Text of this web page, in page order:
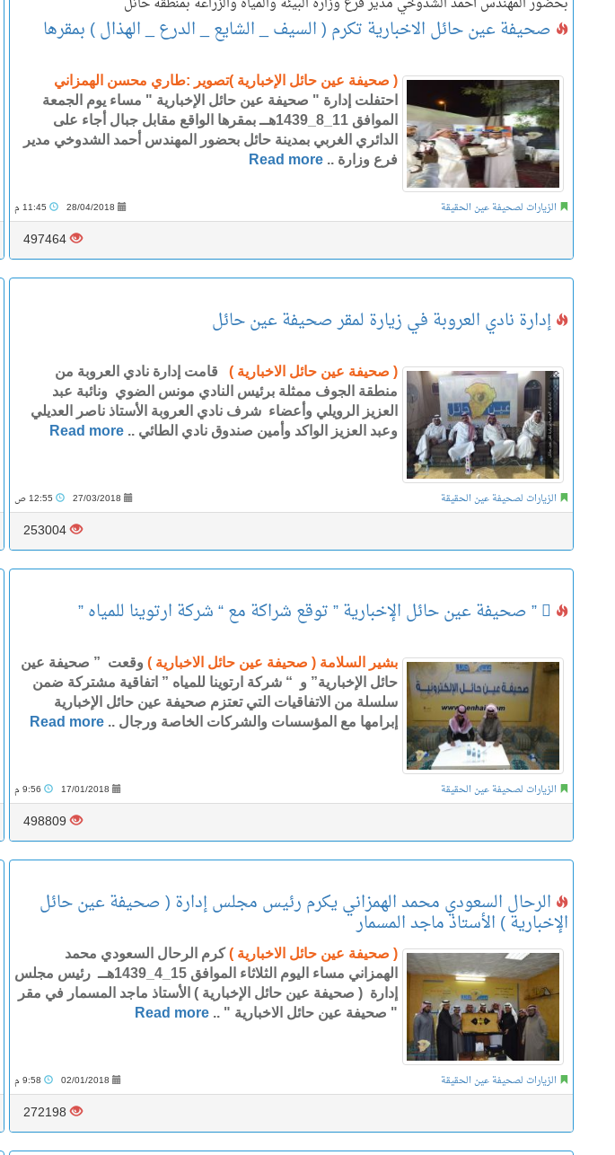
صحيفة عين حائل الاخبارية تكرم ( السيف _ الشايع _ الدرع _ الهذال ) بمقرها
( صحيفة عين حائل الإخبارية )تصوير :طاري محسن الهمزاني
احتفلت إدارة " صحيفة عين حائل الإخبارية " مساء يوم الجمعة
الموافق 11_8_1439هــ بمقرها الواقع مقابل جبال أجاء على
الدائري الغربي بمدينة حائل بحضور المهندس أحمد الشدوخي مدير
فرع وزارة .. Read more
الزيارات لصحيفة عين الحقيقة 28/04/2018 11:45 م
497464
إدارة نادي العروبة في زيارة لمقر صحيفة عين حائل
( صحيفة عين حائل الاخبارية )
قامت إدارة نادي العروبة من
منطقة الجوف ممثلة برئيس النادي مونس الضوي ونائبة عبد
العزيز الرويلي وأعضاء شرف نادي العروبة الأستاذ ناصر العديلي
وعبد العزيز الواكد وأمين صندوق نادي الطائي .. Read more
الزيارات لصحيفة عين الحقيقة 27/03/2018 12:55 ص
253004
بشير السلامة ( صحيفة عين حائل الاخبارية ) وقعت ” صحيفة عين
حائل الإخبارية” و “ شركة ارتوينا للمياه ” اتفاقية مشتركة ضمن
سلسلة من الاتفاقيات التي تعتزم صحيفة عين حائل الإخبارية
إبرامها مع المؤسسات والشركات الخاصة ورجال .. Read more
الزيارات لصحيفة عين الحقيقة 17/01/2018 9:56 م
498809
الرحال السعودي محمد الهمزاني يكرم رئيس مجلس إدارة ( صحيفة عين حائل
الإخبارية ) الأستاذ ماجد المسمار
( صحيفة عين حائل الاخبارية )كرم الرحال السعودي محمد
الهمزاني مساء اليوم الثلاثاء الموافق 15_4_1439هــ رئيس مجلس
إدارة ( صحيفة عين حائل الإخبارية ) الأستاذ ماجد المسمار في مقر
" صحيفة عين حائل الاخبارية " .. Read more
الزيارات لصحيفة عين الحقيقة 02/01/2018 9:58 م
272198